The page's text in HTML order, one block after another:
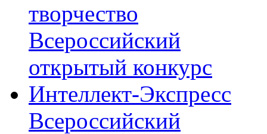
творчество
Всероссийский
открытый конкурс
Интеллект-Экспресс
Всероссийский